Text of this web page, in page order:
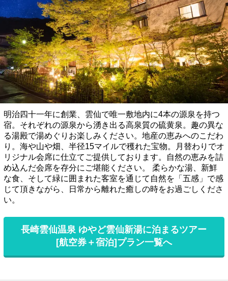
明治四十一年に創業、雲仙で唯一敷地内に4本の源泉を持つ
宿。それぞれの源泉から湧き出る高泉質の硫黄泉。趣の異な
る湯殿で湯めぐりお楽しみください。地産の恵みへのこだわ
り。海や山や畑、半径15マイルで穫れた宝物。月替わりでオ
リジナル会席に仕立てご提供しております。自然の恵みを詰
め込んだ会席を存分にご堪能ください。 柔らかな湯、新鮮
な食、そして緑に囲まれた客室を通じて自然を「五感」で感
じて頂きながら、日常から離れた癒しの時をお過ごしくださ
い。
長崎雲仙温泉 ゆやど雲仙新湯に泊まるツアー
[航空券＋宿泊]プラン一覧へ